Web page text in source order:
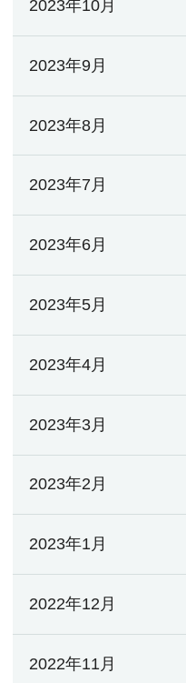
2023年10月
2023年9月
2023年8月
2023年7月
2023年6月
2023年5月
2023年4月
2023年3月
2023年2月
2023年1月
2022年12月
2022年11月